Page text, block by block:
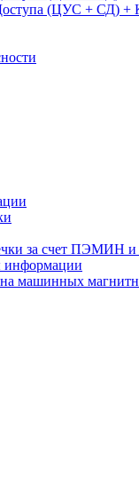
(ЦУС + СД) +
за счет ПЭМИН и
информации
машинных